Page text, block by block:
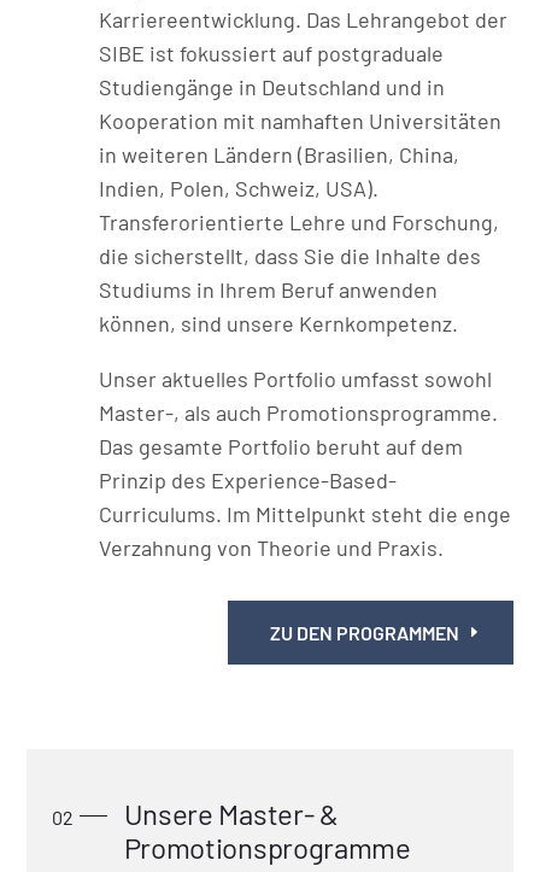
Karriereentwicklung. Das Lehrangebot der
SIBE ist fokussiert auf postgraduale
Studiengänge in Deutschland und in
Kooperation mit namhaften Universitäten
in weiteren Ländern (Brasilien, China,
Indien, Polen, Schweiz, USA).
Transferorientierte Lehre und Forschung,
die sicherstellt, dass Sie die Inhalte des
Studiums in Ihrem Beruf anwenden
können, sind unsere Kernkompetenz.
Unser aktuelles Portfolio umfasst sowohl
Master-, als auch Promotionsprogramme.
Das gesamte Portfolio beruht auf dem
Prinzip des Experience-Based-
Curriculums. Im Mittelpunkt steht die enge
Verzahnung von Theorie und Praxis.
ZU DEN PROGRAMMEN
Unsere Master- &
Promotionsprogramme